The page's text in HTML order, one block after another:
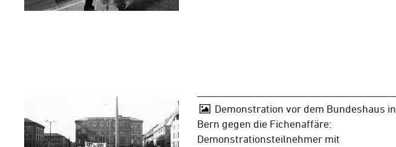
Demonstration vor dem Bundeshaus in
Bern gegen die Fichenaffäre:
Demonstrationsteilnehmer mit